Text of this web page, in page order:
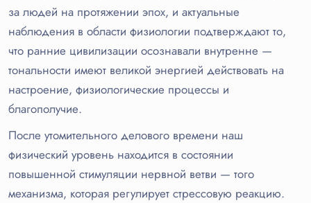
за людей на протяжении эпох, и актуальные
наблюдения в области физиологии подтверждают то,
что ранние цивилизации осознавали внутренне —
тональности имеют великой энергией действовать на
настроение, физиологические процессы и
благополучие.
После утомительного делового времени наш
физический уровень находится в состоянии
повышенной стимуляции нервной ветви — того
механизма, которая регулирует стрессовую реакцию.